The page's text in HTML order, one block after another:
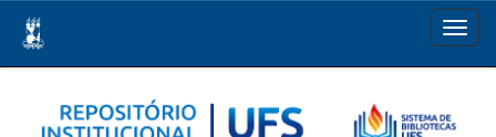
navigation